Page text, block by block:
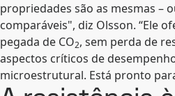
propriedades são as mesmas –
comparáveis", diz Olsson. “Ele
pegada de CO2, sem perda de
aspectos críticos de
microestrutural. Está pronto